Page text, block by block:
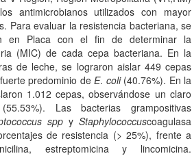
antimicrobianos utilizados con mayor
Para evaluar la resistencia bacteriana, se
en Placa con el fin de determinar la
(MIC) de cada cepa bacteriana. En la
de leche, se lograron aislar 449 cepas
predominio deE. coli(40.76%). En la
1.012 cepas, observándose un claro
Las bacterias grampositivas
sppyStaphylococcuscoagulasa
de resistencia (> 25%), frente a
estreptomicina y lincomicina.